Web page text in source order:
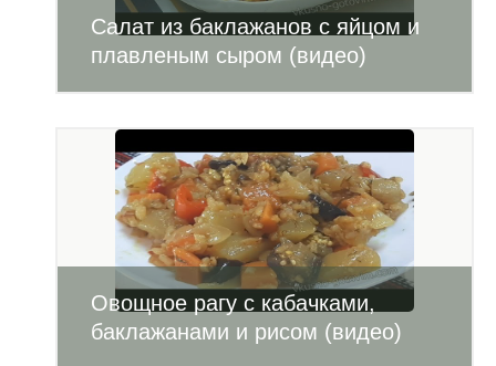
Салат из баклажанов с яйцом и
плавленым сыром (видео)
Овощное рагу с кабачками,
баклажанами и рисом (видео)